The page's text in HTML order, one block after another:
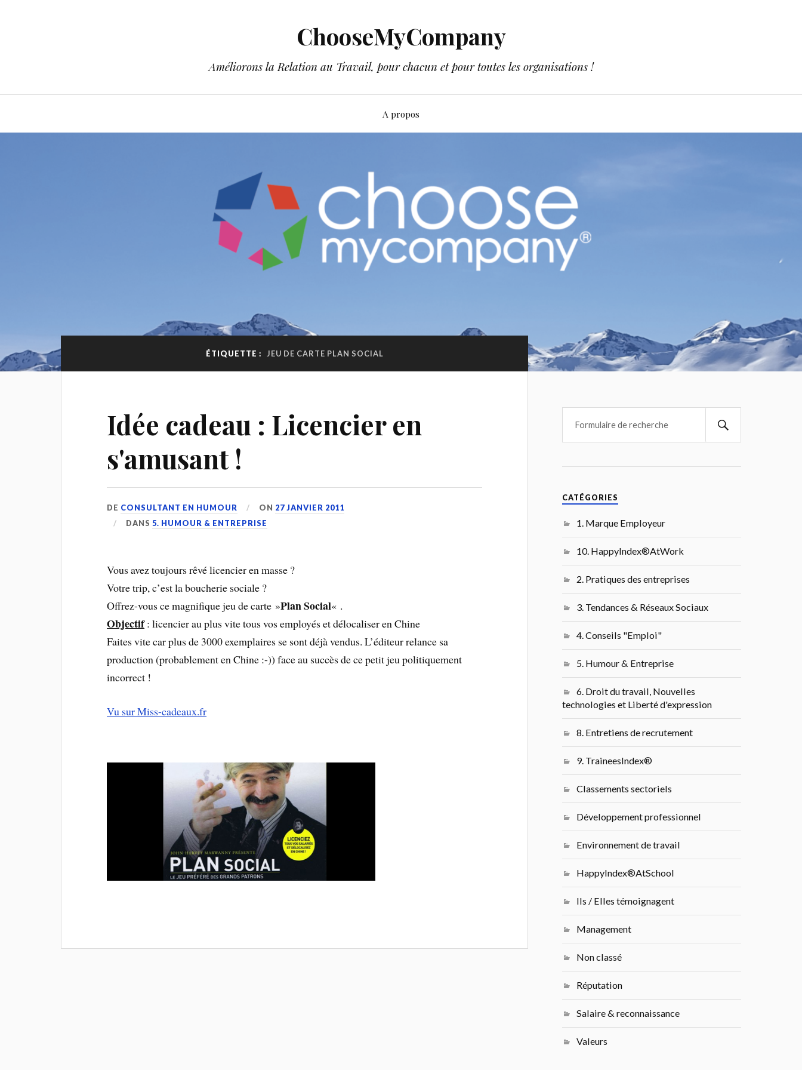
ChooseMyCompany
Améliorons la Relation au Travail, pour chacun et pour toutes les organisations !
A propos
ÉTIQUETTE : JEU DE CARTE PLAN SOCIAL
Idée cadeau : Licencier en
s'amusant !
DE CONSULTANT EN HUMOUR ON 27 JANVIER 2011
DANS5. HUMOUR & ENTREPRISE
Vous avez toujours rêvé licencier en masse ?
Votre trip, c’est la boucherie sociale ?
Offrez-vous ce magnifique jeu de carte »Plan Social« .
Objectif: licencier au plus vite tous vos employés et délocaliser en Chine
Faites vite car plus de 3000 exemplaires se sont déjà vendus. L’éditeur relance sa
production (probablement en Chine :-)) face au succès de ce petit jeu politiquement
incorrect !
Vu sur Miss-cadeaux.fr
CATÉGORIES
1. Marque Employeur
10. HappyIndex®AtWork
2. Pratiques des entreprises
3. Tendances & Réseaux Sociaux
4. Conseils "Emploi"
5. Humour & Entreprise
6. Droit du travail, Nouvelles
technologies et Liberté d'expression
8. Entretiens de recrutement
9. TraineesIndex®
Classements sectoriels
Développement professionnel
Environnement de travail
HappyIndex®AtSchool
Ils / Elles témoignagent
Management
Non classé
Réputation
Salaire & reconnaissance
Valeurs